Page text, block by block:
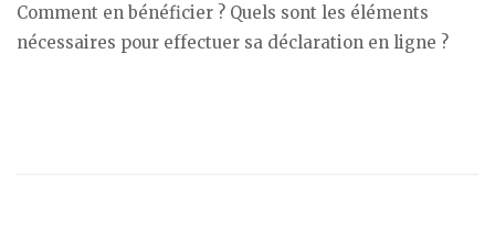
Comment en bénéficier ? Quels sont les éléments
nécessaires pour effectuer sa déclaration en ligne ?